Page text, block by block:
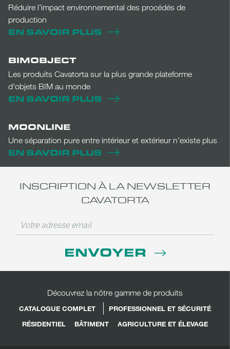
Réduire l’impact environnemental des procédés de
production
EN SAVOIR PLUS
BIMOBJECT
Les produits Cavatorta sur la plus grande plateforme
d'objets BIM au monde
EN SAVOIR PLUS
MOONLINE
Une séparation pure entre intérieur et extérieur n’existe plus
EN SAVOIR PLUS
INSCRIPTION À LA NEWSLETTER
CAVATORTA
ENVOYER
Découvrez la nôtre gamme de produits
CATALOGUE COMPLET
PROFESSIONNEL ET SÉCURITÉ
RÉSIDENTIEL
BÂTIMENT AGRICULTURE ET ÉLEVAGE